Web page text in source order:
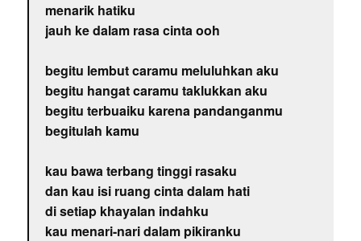
menarik hatiku
jauh ke dalam rasa cinta ooh
begitu lembut caramu meluluhkan aku
begitu hangat caramu taklukkan aku
begitu terbuaiku karena pandanganmu
begitulah kamu
kau bawa terbang tinggi rasaku
dan kau isi ruang cinta dalam hati
di setiap khayalan indahku
kau menari-nari dalam pikiranku